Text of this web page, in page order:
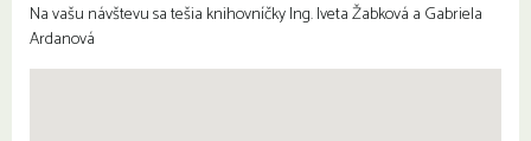
Na vašu návštevu sa tešia knihovníčky Ing. Iveta Žabková a Gabriela
Ardanová